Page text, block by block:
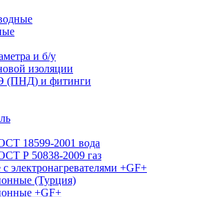
и б/у
изоляции
(ПНД) и фитинги
18599-2001 вода
Р 50838-2009 газ
электронагревателями +GF+
(Турция)
+GF+